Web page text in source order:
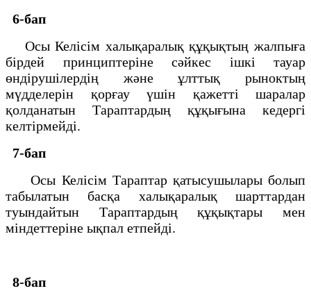
6-бап
Осы Келiсiм халықаралық құқықтың жалпыға
бiрдей принциптерiне сәйкес iшкi тауар
өндiрушiлердiң және ұлттық рыноктың
мүдделерiн қорғау үшiн қажеттi шаралар
қолданатын Тараптардың құқығына кедергi
келтiрмейдi.
7-бап
Осы Келiсiм Тараптар қатысушылары болып
табылатын басқа халықаралық шарттардан
туындайтын Тараптардың құқықтары мен
мiндеттерiне ықпал етпейдi.
8-бап